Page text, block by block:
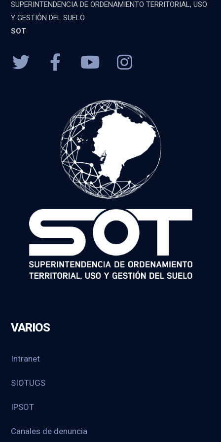
SUPERINTENDENCIA DE ORDENAMIENTO TERRITORIAL, USO
Y GESTIÓN DEL SUELO
SOT
VARIOS
Intranet
SIOTUGS
IPSOT
Canales de denuncia